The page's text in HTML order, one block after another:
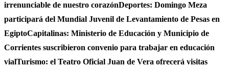
irrenunciable de nuestro corazónDeportes: Domingo Meza
participará del Mundial Juvenil de Levantamiento de Pesas en
EgiptoCapitalinas: Ministerio de Educación y Municipio de
Corrientes suscribieron convenio para trabajar en educación
vialTurismo: el Teatro Oficial Juan de Vera ofrecerá visitas